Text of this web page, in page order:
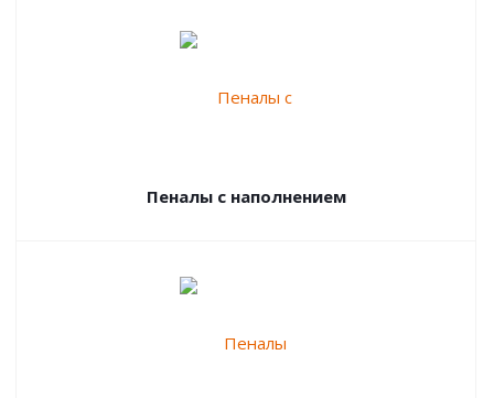
Пеналы с наполнением